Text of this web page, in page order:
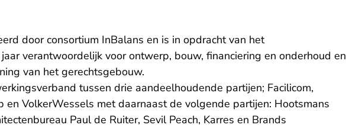
door consortium InBalans en is in opdracht van het
verantwoordelijk voor ontwerp, bouw, financiering en onderhoud en
van het gerechtsgebouw.
tussen drie aandeelhoudende partijen; Facilicom,
en VolkerWessels met daarnaast de volgende partijen: Hootsmans
Paul de Ruiter, Sevil Peach, Karres en Brands